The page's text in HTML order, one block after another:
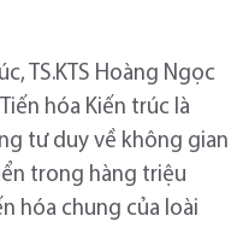
TS.KTS Hoàng Ngọc
hóa Kiến trúc là
tư duy về không gian
trong hàng triệu
hóa chung của loài